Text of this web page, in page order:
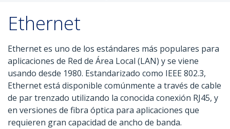
Ethernet
Ethernet es uno de los estándares más populares para
aplicaciones de Red de Área Local (LAN) y se viene
usando desde 1980. Estandarizado como IEEE 802.3,
Ethernet está disponible comúnmente a través de cable
de par trenzado utilizando la conocida conexión RJ45, y
en versiones de fibra óptica para aplicaciones que
requieren gran capacidad de ancho de banda.